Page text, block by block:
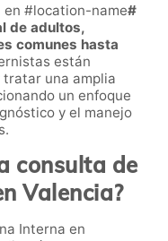
en #location-name#
de adultos,
comunes hasta
están
una amplia
un enfoque
y el manejo
consulta de
Valencia?
Interna en